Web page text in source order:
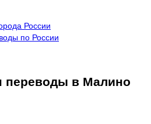
России
по России
переводы в Малино